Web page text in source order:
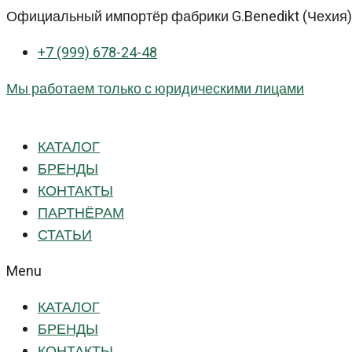
Перейти
контенту
Официальный импортёр фабрики G.Benedikt
+7 (999) 678-24-48
Мы работаем только с юридическими лицами
КАТАЛОГ
БРЕНДЫ
КОНТАКТЫ
ПАРТНЁРАМ
СТАТЬИ
Menu
КАТАЛОГ
БРЕНДЫ